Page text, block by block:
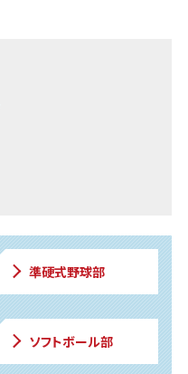
準硬式野球部
ソフトボール部